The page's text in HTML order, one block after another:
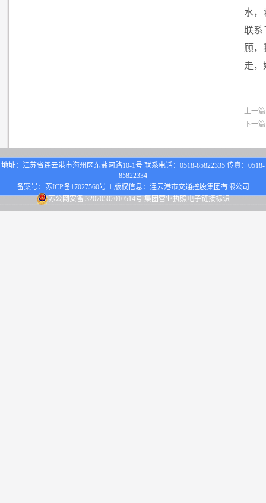
水，
联系
顾，
走，
上一
下一
地址：江苏省连云港市海州区东盐河路10-1号 联系电话：0518-85822335 传真：0518-
85822334
备案号： 苏ICP备17027560号-1 版权信息：连云港市交通控股集团有限公司
苏公网安备 32070502010514号 集团营业执照电子链接标识